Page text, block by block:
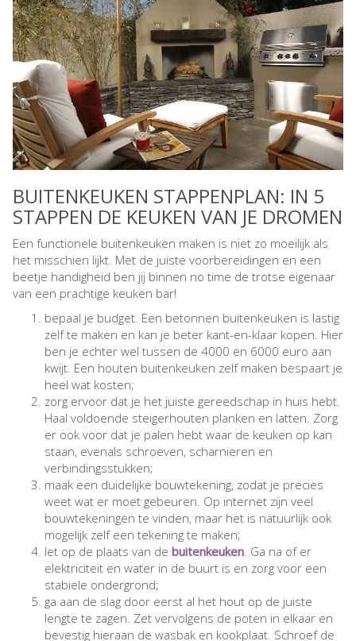
BUITENKEUKEN STAPPENPLAN: IN 5
STAPPEN DE KEUKEN VAN JE DROMEN
Een functionele buitenkeuken maken is niet zo moeilijk als
het misschien lijkt. Met de juiste voorbereidingen en een
beetje handigheid ben jij binnen no time de trotse eigenaar
van een prachtige keuken bar!
bepaal je budget. Een betonnen buitenkeuken is lastig
zelf te maken en kan je beter kant-en-klaar kopen. Hier
ben je echter wel tussen de 4000 en 6000 euro aan
kwijt. Een houten buitenkeuken zelf maken bespaart je
heel wat kosten;
zorg ervoor dat je het juiste gereedschap in huis hebt.
Haal voldoende steigerhouten planken en latten. Zorg
er ook voor dat je palen hebt waar de keuken op kan
staan, evenals schroeven, scharnieren en
verbindingsstukken;
maak een duidelijke bouwtekening, zodat je precies
weet wat er moet gebeuren. Op internet zijn veel
bouwtekeningen te vinden, maar het is natuurlijk ook
mogelijk zelf een tekening te maken;
let op de plaats van de buitenkeuken . Ga na of er
elektriciteit en water in de buurt is en zorg voor een
stabiele ondergrond;
ga aan de slag door eerst al het hout op de juiste
lengte te zagen. Zet vervolgens de poten in elkaar en
bevestig hieraan de wasbak en kookplaat. Schroef de